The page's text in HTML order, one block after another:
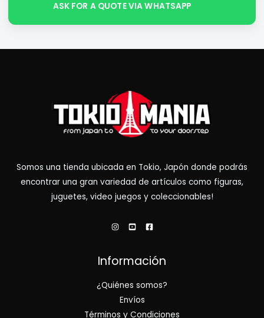
ASK FOR A QUOTE VIA WHATSAPP
Somos una tienda ubicada en Tokio, Japón donde podrás
encontrar una gran variedad de artículos como figuras,
juguetes, video juegos y coleccionables!
Información
¿Quiénes somos?
Envíos
Términos y Condiciones